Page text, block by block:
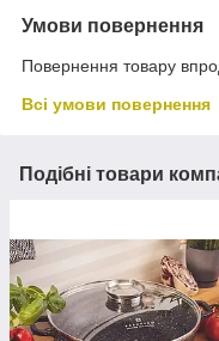
Умови повернення
Повернення товару
Всі умови повернення
Подібні товари